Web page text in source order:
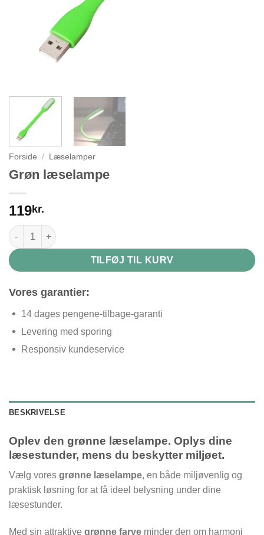
Forside / Læselamper
Grøn læselampe
119kr.
Grøn læselampe antal
TILFØJ TIL KURV
Vores garantier:
14 dages pengene-tilbage-garanti
Levering med sporing
Responsiv kundeservice
BESKRIVELSE
Oplev den grønne læselampe. Oplys dine
læsestunder, mens du beskytter miljøet.
Vælg vores grønne læselampe, en både miljøvenlig og
praktisk løsning for at få ideel belysning under dine
læsestunder.
Med sin attraktive grønne farve minder den om harmoni